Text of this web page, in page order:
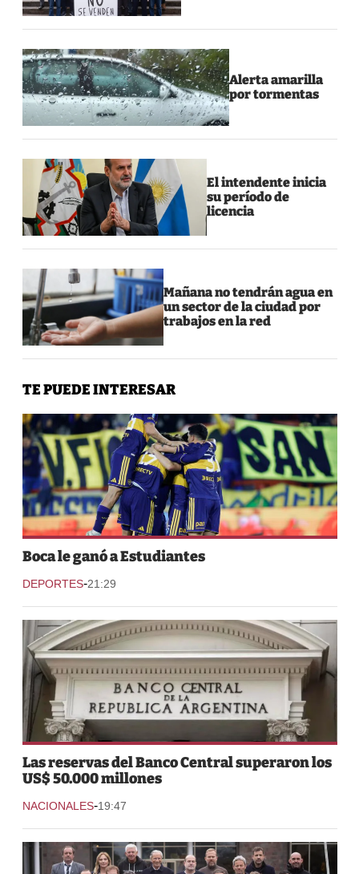
Alerta amarilla
por tormentas
El intendente inicia
su período de
licencia
Mañana no tendrán agua en
un sector de la ciudad por
trabajos en la red
TE PUEDE INTERESAR
Boca le ganó a Estudiantes
DEPORTES-21:29
Las reservas del Banco Central superaron los
US$ 50.000 millones
NACIONALES-19:47